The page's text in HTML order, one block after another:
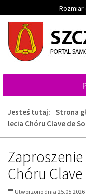
do
głównej
treści
do
wyszukiwarki
Jesteś tutaj: Strona
lecia Chóru Clave de
Chóru
Utworzono dnia 25.05.2026